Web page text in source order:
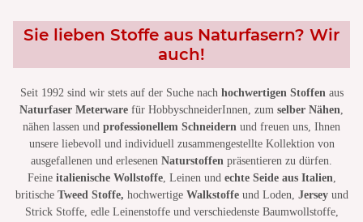
Sie lieben Stoffe aus Naturfasern? Wir
auch!
Seit 1992 sind wir stets auf der Suche nach hochwertigen Stoffenaus
Naturfaser Meterware für HobbyschneiderInnen, zum selber Nähen,
nähen lassen und professionellem Schneidern und freuen uns, Ihnen
unsere liebevoll und individuell zusammengestellte Kollektion von
ausgefallenen und erlesenen Naturstoffen präsentieren zu dürfen.
Feine italienische Wollstoffe, Leinen und echte Seide aus Italien,
britische Tweed Stoffe, hochwertige Walkstoffe und Loden, Jerseyund
Strick Stoffe, edle Leinenstoffe und verschiedenste Baumwollstoffe,